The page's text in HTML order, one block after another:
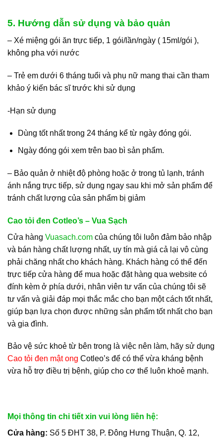
5. Hướng dẫn sử dụng và bảo quản
– Xé miệng gói ăn trực tiếp, 1 gói/lần/ngày ( 15ml/gói ),
không pha với nước
– Trẻ em dưới 6 tháng tuổi và phụ nữ mang thai cần tham
khảo ý kiến bác sĩ trước khi sử dụng
-Hạn sử dụng
Dùng tốt nhất trong 24 tháng kể từ ngày đóng gói.
Ngày đóng gói xem trên bao bì sản phẩm.
– Bảo quản ở nhiệt độ phòng hoặc ở trong tủ lạnh, tránh
ánh nắng trực tiếp, sử dụng ngay sau khi mở sản phẩm để
tránh chất lượng của sản phẩm bị giảm
Cao tỏi đen Cotleo’s – Vua Sạch
Cửa hàng Vuasach.com của chúng tôi luôn đảm bảo nhập
và bán hàng chất lượng nhất, uy tín mà giá cả lại vô cùng
phải chăng nhất cho khách hàng. Khách hàng có thể đến
trực tiếp cửa hàng để mua hoặc đặt hàng qua website có
đính kèm ở phía dưới, nhân viên tư vấn của chúng tôi sẽ
tư vấn và giải đáp mọi thắc mắc cho bạn một cách tốt nhất,
giúp bạn lựa chọn được những sản phẩm tốt nhất cho bạn
và gia đình.
Bảo vệ sức khoẻ từ bên trong là việc nên làm, hãy sử dụng
Cao tỏi đen mật ong Cotleo’s để có thể vừa kháng bệnh
vừa hỗ trợ điều trị bệnh, giúp cho cơ thể luôn khoẻ mạnh.
Mọi thông tin chi tiết xin vui lòng liên hệ:
Cửa hàng: Số 5 ĐHT 38, P. Đông Hưng Thuận, Q. 12,